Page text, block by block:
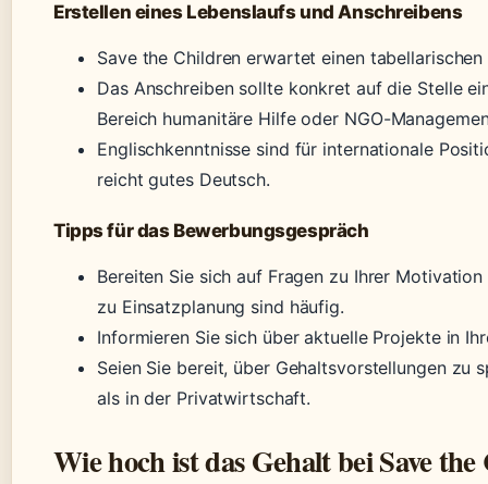
Erstellen eines Lebenslaufs und Anschreibens
Save the Children erwartet einen
Das Anschreiben sollte konkret auf die Stelle
Bereich humanitäre Hilfe oder NGO-
Englischkenntnisse sind für internationale
reicht gutes Deutsch.
Tipps für das Bewerbungsgespräch
Bereiten Sie sich auf Fragen zu Ihrer
zu Einsatzplanung sind häufig.
Informieren Sie sich über aktuelle Projekte in
Seien Sie bereit, über Gehaltsvorstellungen zu
als in der Privatwirtschaft.
Wie hoch ist das Gehalt bei Save